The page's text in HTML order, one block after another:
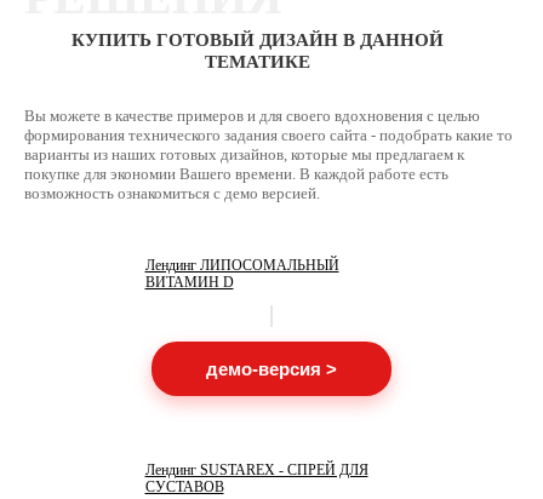
КУПИТЬ ГОТОВЫЙ ДИЗАЙН В ДАННОЙ
ТЕМАТИКЕ
Вы можете в качестве примеров и для своего вдохновения с целью
формирования технического задания своего сайта - подобрать какие то
варианты из наших готовых дизайнов, которые мы предлагаем к
покупке для экономии Вашего времени. В каждой работе есть
возможность ознакомиться с демо версией.
Лендинг ЛИПОСОМАЛЬНЫЙ
ВИТАМИН D
демо-версия >
Лендинг SUSTAREX - СПРЕЙ ДЛЯ
СУСТАВОВ